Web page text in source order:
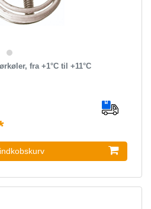
fra +1°C til +11°C